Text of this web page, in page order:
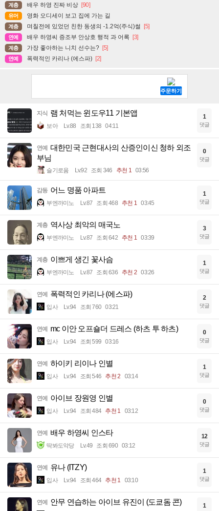
계층 배우 하영 진짜 비상 [90]
유머 영화 오디세이 보고 집에 가는 길
계층 며칠전에 있었던 친한 동생의 -1.2억(주식)썰 [5]
연예 배우 하영씨 증조부 안상호 행적 과 어록 [3]
계층 가장 좋아하는 니치 선수는? [5]
연예 폭력적인 카리나 (에스파) [2]
지식 램 처먹는 윈도우11 기본앱
보아 Lv.88 조회 138 04:11
1
댓글
연예
대한민국 근현대사의 산증인이신 청하 외조
부님
슬기로움 Lv.92 조회 346 추천 1 03:56
0
댓글
감동 어느 명품 아파트
부엔까미노 Lv.87 조회 468 추천 1 03:45
1
댓글
계층 역사상 최악의 매국노
부엔까미노 Lv.87 조회 642 추천 1 03:39
3
댓글
계층 이쁘게 생긴 꽃사슴
부엔까미노 Lv.87 조회 636 추천 2 03:26
1
댓글
연예 폭력적인 카리나 (에스파)
입사 Lv.94 조회 760 03:21
2
댓글
연예 mc 이안 오프숄더 드레스 (하츠 투 하츠)
입사 Lv.94 조회 599 03:16
0
댓글
연예 하이키 리이나 인별
입사 Lv.94 조회 546 추천 2 03:14
1
댓글
연예 아이브 장원영 인별
입사 Lv.94 조회 484 추천 1 03:12
0
댓글
연예 배우 하영씨 인스타
딱봐도악당 Lv.49 조회 690 03:12
12
댓글
연예 유나 (ITZY)
입사 Lv.94 조회 464 추천 1 03:10
1
댓글
연예 안무 연습하는 아이브 유진이 (도쿄돔 콘) 1